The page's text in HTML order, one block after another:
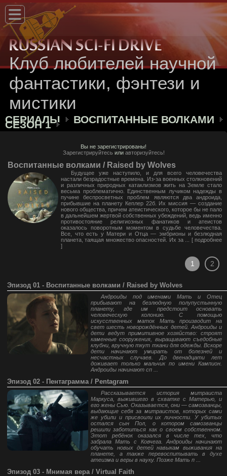
Клуб любителей научной
фантастики, фэнтези и
мистики
СЕРИАЛЫ ВОСПИТАННЫЕ ВОЛКАМИ
СЕЗОН 1
Вы не зарегистрированы!
Зарегистрируйтесьили авторизуйтесь!
Воспитанные волками / Raised by Wolves
Будущее уже наступило, и для всего человечества
настали безрадостные времена. Из-за военных столкновений
и различных природных катаклизмов жить на Земле стало
весьма проблематично. Единственным лучиком надежды в
пучине беспросветных проблем являются два андроида,
прибывшие на планету Кеплер 22б. Их миссия — создание
нового общества, причем атеистического, которое бы не пало
в дальнейшем жертвой собственных убеждений, ведь именно
противостояние религиозных фанатиков и атеистов
оказалось поворотным моментом в судьбе человечества.
Все, что есть у Матери и Отца — эмбрионы и безлюдная
планета, таящая множество опасностей. Их за ... [ подробнее
]
1 2
Эпизод 01 - Воспитанные волками / Raised by Wolves
Андроиды под именами Мать и Отец
прибывают на безлюдную полупустынную
планету, где им предстоит основать
человеческую колонию. С помощью
искусственных маток Мать производит на
свет шесть новорождённых детей. Андроиды и
дети ведут примитивное хозяйство: строят
каменные сооружения, выращивают съедобные
клубни, вручную ткут ткани для одежды. Вскоре
дети начинают умирать от болезней и
несчастных случаев. До двенадцати лет
доживает только мальчик по имени Кампион.
Андроиды начинают сп ...
Эпизод 02 - Пентаграмма / Pentagram
Рассказывается история митраиста
Маркуса, выжившего в схватке с Матерью, и
его жены Сью. Оказывается, они — самозванцы,
выдающие себя за митраистов, которых сами
же убили и присвоили их личности. У убитых
остался сын Пол, о котором самозванцы
решили заботиться как о своем собственном.
Этот ребёнок оказался в числе тех, что
забрала Мать с Ковчега. Андроиды начинают
обучать новых детей навыкам выживания на
планете, а также перевоспитывать в духе
атеизма и веры в науку. Позже Мать п ...
Эпизод 03 - Мнимая вера / Virtual Faith